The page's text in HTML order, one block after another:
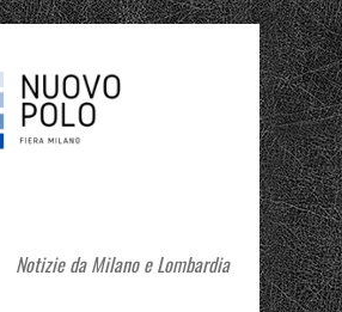
Notizie da Milano e Lombardia